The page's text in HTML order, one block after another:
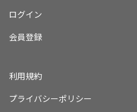
ログイン
会員登録
利用規約
プライバシーポリシー